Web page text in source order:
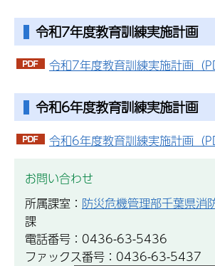
令和7年度教育訓練実施計画
令和7年度教育訓練実施計画（
令和6年度教育訓練実施計画
令和6年度教育訓練実施計画（
お問い合わせ
所属課室： 防災危機管理部千葉県消
課
電話番号：0436-63-5436
ファックス番号：0436-63-5437